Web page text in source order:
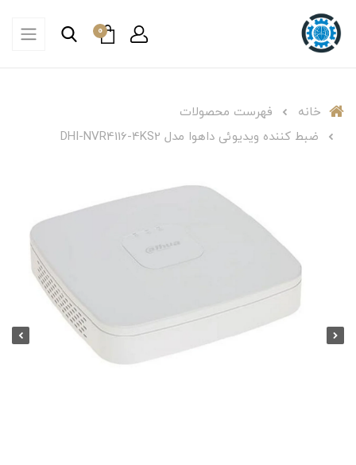
0
خانه
فهرست محصولات
ضبط کننده ویدیوئی داهوا مدل DHI-NVR4116-4KS2